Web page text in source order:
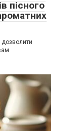
пісного